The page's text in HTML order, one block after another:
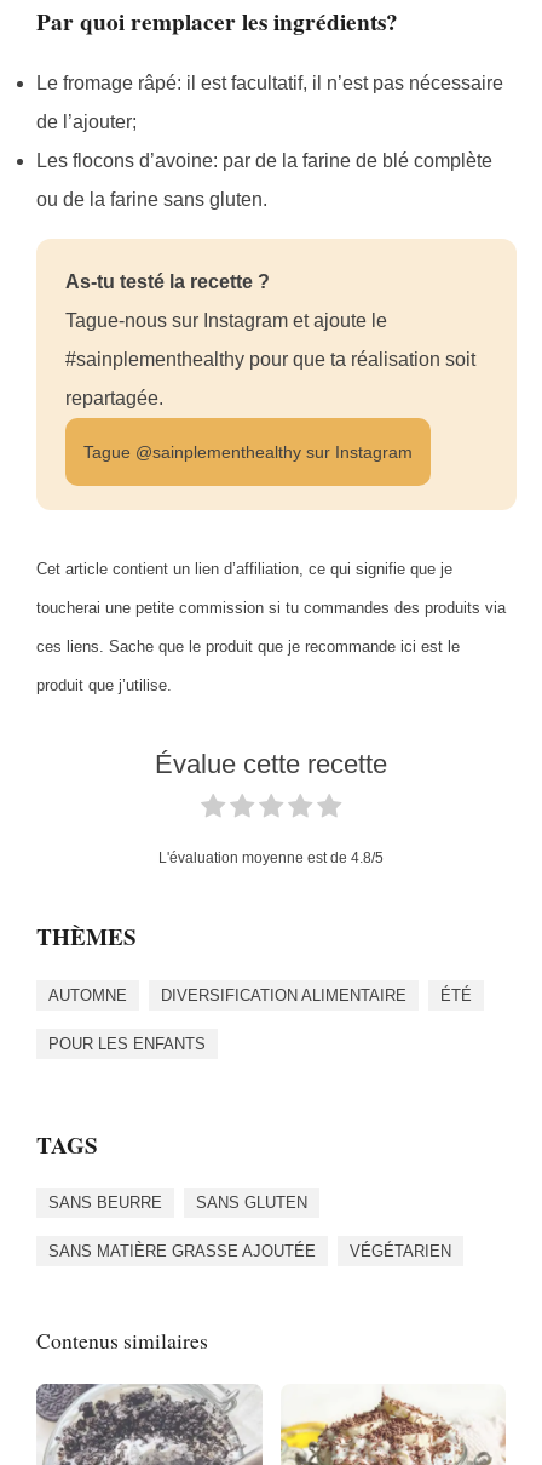
Par quoi remplacer les ingrédients?
Le fromage râpé: il est facultatif, il n’est pas nécessaire
de l’ajouter;
Les flocons d’avoine: par de la farine de blé complète
ou de la farine sans gluten.
As-tu testé la recette ?
Tague-nous sur Instagram et ajoute le
#sainplementhealthy pour que ta réalisation soit
repartagée.
Tague @sainplementhealthy sur Instagram
Cet article contient un lien d’affiliation, ce qui signifie que je
toucherai une petite commission si tu commandes des produits via
ces liens. Sache que le produit que je recommande ici est le
produit que j’utilise.
Évalue cette recette
L'évaluation moyenne est de 4.8/5
THÈMES
AUTOMNE DIVERSIFICATION ALIMENTAIRE ÉTÉ
POUR LES ENFANTS
TAGS
SANS BEURRE SANS GLUTEN
SANS MATIÈRE GRASSE AJOUTÉE VÉGÉTARIEN
Contenus similaires